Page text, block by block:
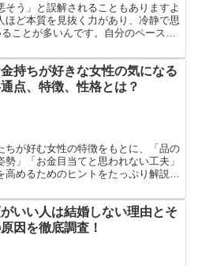
そう」と誤解されることもありますよ
ほど本質を見抜く力があり、冷静で思
ことが多いんです。自分のペースを
んが実は賢いと言える理由を、じっく
ではさらに詳しく説明していきます
持ちが好きな女性の気になる
点、特徴、性格とは？
ちが好む女性の特徴をもとに、「品の
」「お金目当てと思われない工夫」
めるためのヒントをたっぷり解説し
いい人は結婚しない理由とそ
因を徹底調査！